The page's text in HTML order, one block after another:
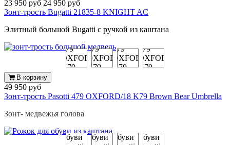
23 950 руб 24 950 руб
Зонт-трость Bugatti 21835-8 KNIGHT AC
Элитный большой Bugatti с ручкой из каштана
В корзину
49 950 руб
Зонт-трость Pasotti 479 OXFORD/18 K79 Brown Bear Umbrella
Зонт- медвежья голова